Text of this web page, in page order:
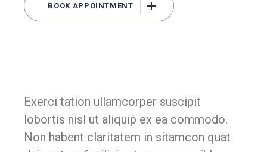
BOOK APPOINTMENT
Exerci tation ullamcorper suscipit
lobortis nisl ut aliquip ex ea commodo.
Non habent claritatem in sitamcon quat